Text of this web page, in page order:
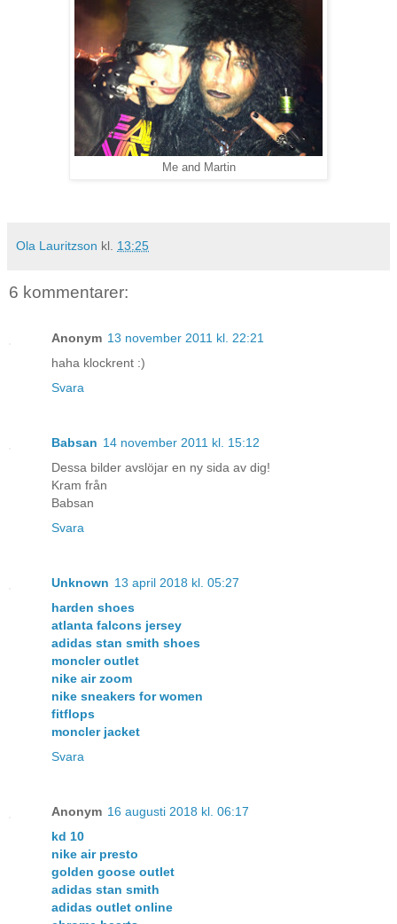
Me and Martin
Ola Lauritzson kl. 13:25
6 kommentarer:
Anonym 13 november 2011 kl. 22:21
haha klockrent :)
Svara
Babsan 14 november 2011 kl. 15:12
Dessa bilder avslöjar en ny sida av dig!
Kram från
Babsan
Svara
Unknown 13 april 2018 kl. 05:27
harden shoes
atlanta falcons jersey
adidas stan smith shoes
moncler outlet
nike air zoom
nike sneakers for women
fitflops
moncler jacket
Svara
Anonym 16 augusti 2018 kl. 06:17
kd 10
nike air presto
golden goose outlet
adidas stan smith
adidas outlet online